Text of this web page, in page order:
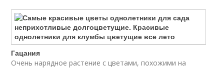
Гацания
Очень нарядное растение с цветами, похожими на